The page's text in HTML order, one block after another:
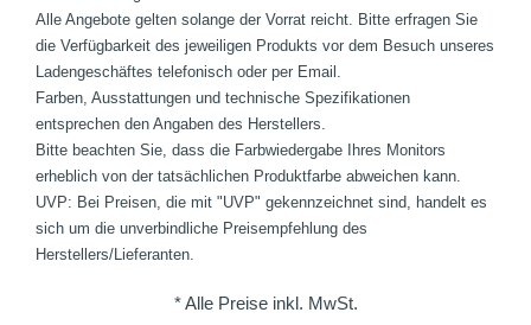
Alle Angebote gelten solange der Vorrat reicht. Bitte erfragen Sie
die Verfügbarkeit des jeweiligen Produkts vor dem Besuch unseres
Ladengeschäftes telefonisch oder per Email.
Farben, Ausstattungen und technische Spezifikationen
entsprechen den Angaben des Herstellers.
Bitte beachten Sie, dass die Farbwiedergabe Ihres Monitors
erheblich von der tatsächlichen Produktfarbe abweichen kann.
UVP: Bei Preisen, die mit "UVP" gekennzeichnet sind, handelt es
sich um die unverbindliche Preisempfehlung des
Herstellers/Lieferanten.
* Alle Preise inkl. MwSt.